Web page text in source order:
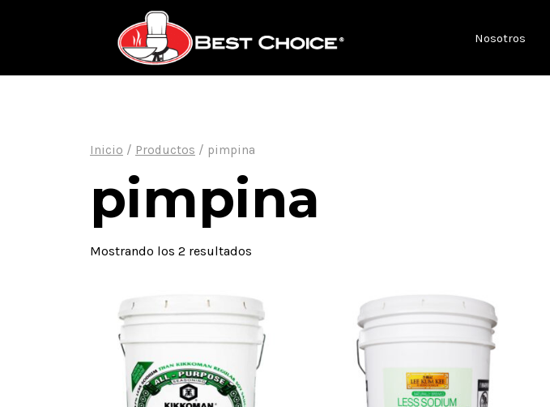
Nosotros
Inicio / Productos / pimpina
pimpina
Mostrando los 2 resultados